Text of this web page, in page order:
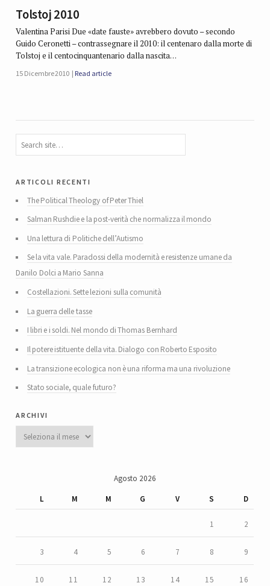
Tolstoj 2010
Valentina Parisi Due «date fauste» avrebbero dovuto – secondo
Guido Ceronetti – contrassegnare il 2010: il centenaro dalla morte di
Tolstoj e il centocinquantenario dalla nascita…
15 Dicembre 2010 Read article
articoli recenti
The Political Theology of Peter Thiel
Salman Rushdie e la post-verità che normalizza il mondo
Una lettura di Politiche dell’Autismo
Se la vita vale. Paradossi della modernità e resistenze umane da
Danilo Dolci a Mario Sanna
Costellazioni. Sette lezioni sulla comunità
La guerra delle tasse
I libri e i soldi. Nel mondo di Thomas Bernhard
Il potere istituente della vita. Dialogo con Roberto Esposito
La transizione ecologica non è una riforma ma una rivoluzione
Stato sociale, quale futuro?
archivi
Agosto 2026
L
M M G V S D
1 2
3 4 5 6 7 8 9
10 11 12 13 14 15 16